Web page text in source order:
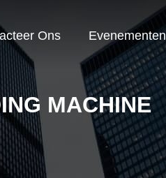
Ons Evenementen
MACHINE